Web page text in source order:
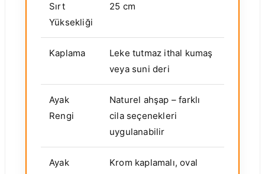
Sırt
Yüksekliği
25 cm
Kaplama
Leke tutmaz ithal kumaş
veya suni deri
Ayak
Rengi
Naturel ahşap – farklı
cila seçenekleri
uygulanabilir
Ayak
Krom kaplamalı, oval